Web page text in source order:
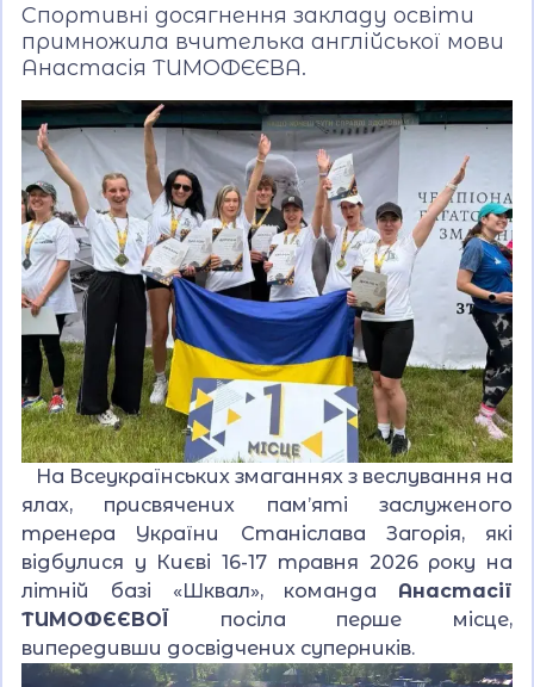
Спортивні досягнення закладу освіти
примножила вчителька англійської мови
Анастасія ТИМОФЄЄВА.
На Всеукраїнських змаганнях з веслування на
ялах, присвячених пам’яті заслуженого
тренера України Станіслава Загорія, які
відбулися у Києві 16-17 травня 2026 року на
літній базі «Шквал», команда Анастасії
ТИМОФЄЄВОЇ
посіла перше місце,
випередивши досвідчених суперників.